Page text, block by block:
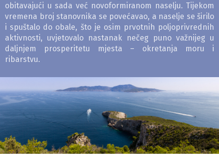
obitavajući u sada već novoformiranom naselju. Tijekom
vremena broj stanovnika se povećavao, a naselje se širilo
i spuštalo do obale, što je osim prvotnih poljoprivrednih
aktivnosti, uvjetovalo nastanak nečeg puno važnijeg u
daljnjem prosperitetu mjesta – okretanja moru i
ribarstvu.